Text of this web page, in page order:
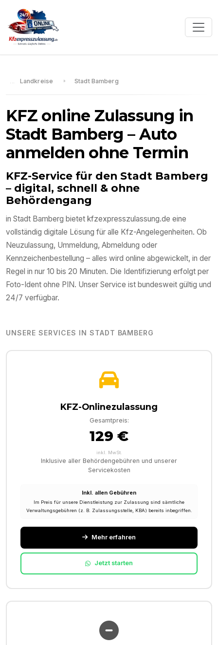
Landkreise Stadt Bamberg
KFZ online Zulassung in
Stadt Bamberg – Auto
anmelden ohne Termin
KFZ-Service für den Stadt Bamberg
– digital, schnell & ohne
Behördengang
in Stadt Bamberg bietet kfzexpresszulassung.de eine
vollständig digitale Lösung für alle Kfz-Angelegenheiten. Ob
Neuzulassung, Ummeldung, Abmeldung oder
Kennzeichenbestellung – alles wird online abgewickelt, in der
Regel in nur 10 bis 20 Minuten. Die Identifizierung erfolgt per
Foto-Ident ohne PIN. Unser Service ist bundesweit gültig und
24/7 verfügbar.
UNSERE SERVICES IN STADT BAMBERG
KFZ-Onlinezulassung
Gesamtpreis:
129 €
inkl. MwSt.
Inklusive aller Behördengebühren und unserer
Servicekosten
Inkl. allen Gebühren
Im Preis für unsere Dienstleistung zur Zulassung sind sämtliche
Verwaltungsgebühren (z. B. Zulassungsstelle, KBA) bereits inbegriffen.
Mehr erfahren
Jetzt starten